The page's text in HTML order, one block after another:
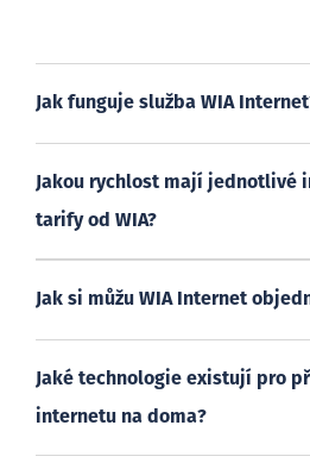
Jak funguje služba WIA
Jakou rychlost mají jednotlivé
tarify od WIA?
Jak si můžu WIA Internet
Jaké technologie existují pro
internetu na doma?